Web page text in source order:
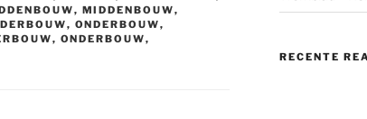
, MIDDENBOUW,
, ONDERBOUW,
, ONDERBOUW,
RECENTE